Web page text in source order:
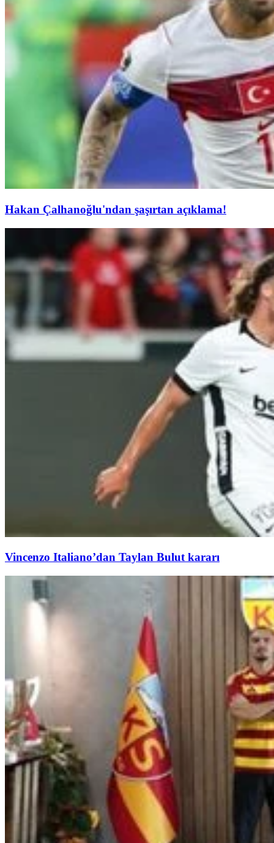
Hakan Çalhanoğlu'ndan şaşırtan açıklama!
Vincenzo Italiano’dan Taylan Bulut kararı